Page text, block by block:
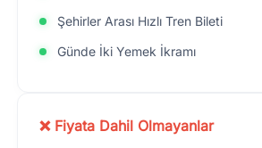
Şehirler Arası Hızlı Tren Bileti
Günde İki Yemek İkramı
❌ Fiyata Dahil Olmayanlar